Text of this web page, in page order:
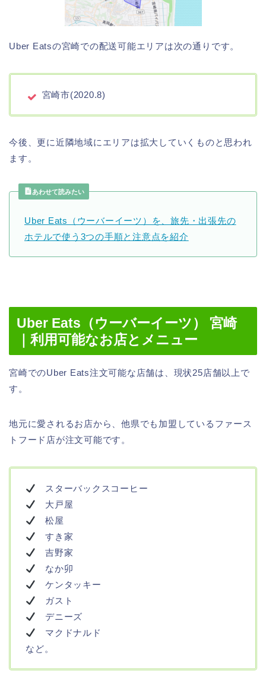
Uber Eatsの宮崎での配送可能エリアは次の通りです。
宮崎市(2020.8)
今後、更に近隣地域にエリアは拡大していくものと思われ
ます。
あわせて読みたい
Uber Eats（ウーバーイーツ）を、旅先・出張先の
ホテルで使う3つの手順と注意点を紹介
Uber Eats（ウーバーイーツ） 宮崎
｜利用可能なお店とメニュー
宮崎でのUber Eats注文可能な店舗は、現状25店舗以上で
す。
地元に愛されるお店から、他県でも加盟しているファース
トフード店が注文可能です。
スターバックスコーヒー
大戸屋
松屋
すき家
吉野家
なか卯
ケンタッキー
ガスト
デニーズ
マクドナルド
など。